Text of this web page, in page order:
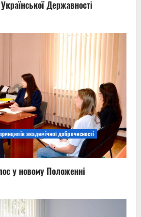
Державності
академічної доброчесності
у новому Положенні